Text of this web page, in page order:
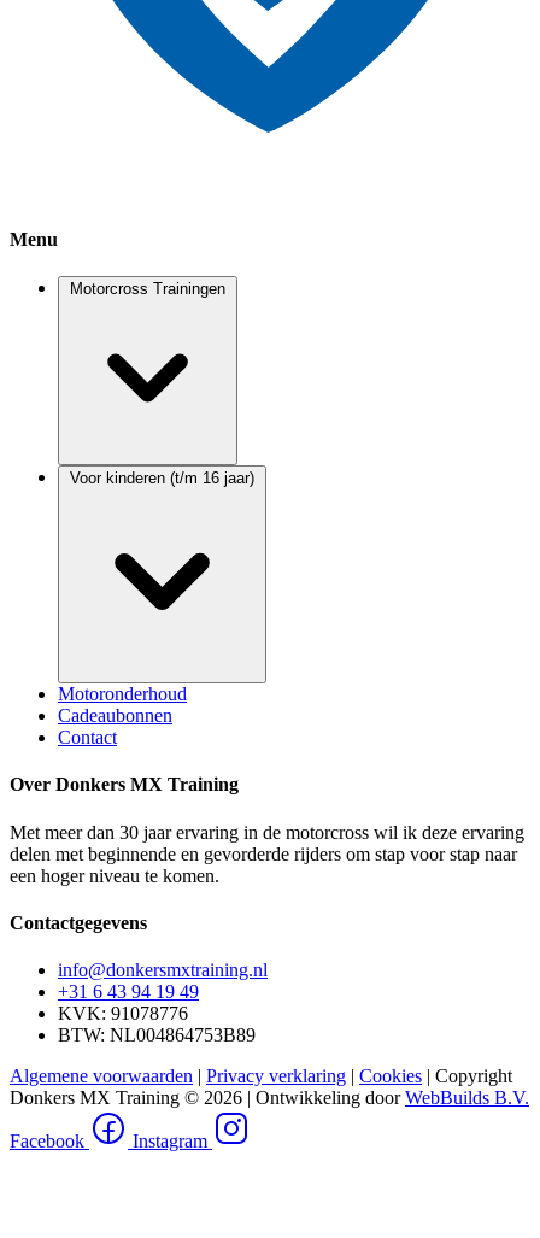
Menu
Motorcross Trainingen
Voor kinderen (t/m 16 jaar)
Motoronderhoud
Cadeaubonnen
Contact
Over Donkers MX Training
Met meer dan 30 jaar ervaring in de motorcross wil ik deze ervaring
delen met beginnende en gevorderde rijders om stap voor stap naar
een hoger niveau te komen.
Contactgegevens
info@donkersmxtraining.nl
+31 6 43 94 19 49
KVK: 91078776
BTW: NL004864753B89
Algemene voorwaarden | Privacy verklaring | Cookies | Copyright
Donkers MX Training © 2026 | Ontwikkeling doorWebBuilds B.V.
Facebook Instagram